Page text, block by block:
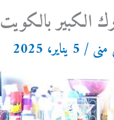
بالكويت 69614593
منى/ 5 يناير، 2025